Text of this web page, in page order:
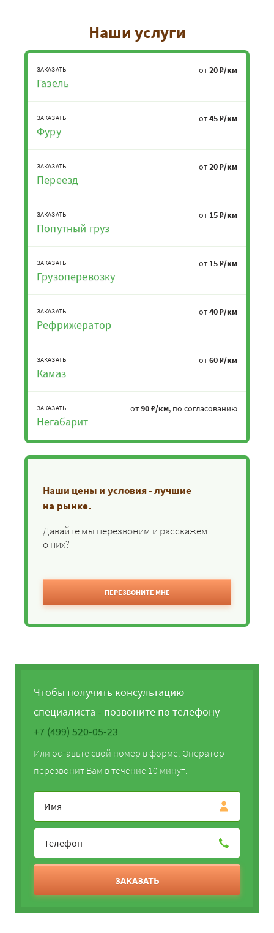
Наши услуги
ЗАКАЗАТЬ
Газель
от20 ₽/км
ЗАКАЗАТЬ
Фуру
от45 ₽/км
ЗАКАЗАТЬ
Переезд
от20 ₽/км
ЗАКАЗАТЬ
Попутный груз
от 15 ₽/км
ЗАКАЗАТЬ
Грузоперевозку
от 15 ₽/км
ЗАКАЗАТЬ
Рефрижератор
от40 ₽/км
ЗАКАЗАТЬ
Камаз
от60 ₽/км
ЗАКАЗАТЬ
Негабарит
от90 ₽/км, по согласованию
Наши цены и условия - лучшие
на рынке.
Давайте мы перезвоним и расскажем
о них?
ПЕРЕЗВОНИТЕ МНЕ
Чтобы получить консультацию
специалиста - позвоните по телефону
+7 (499) 520-05-23
Или оставьте свой номер в форме. Оператор
перезвонит Вам в течение 10 минут.
ЗАКАЗАТЬ